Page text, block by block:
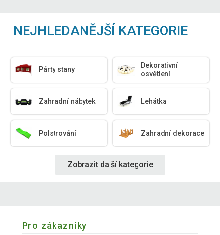
NEJHLEDANĚJŠÍ KATEGORIE
Párty stany
Dekorativní
osvětlení
Zahradní nábytek Lehátka
Polstrování Zahradní dekorace
Zobrazit další kategorie
Pro zákazníky